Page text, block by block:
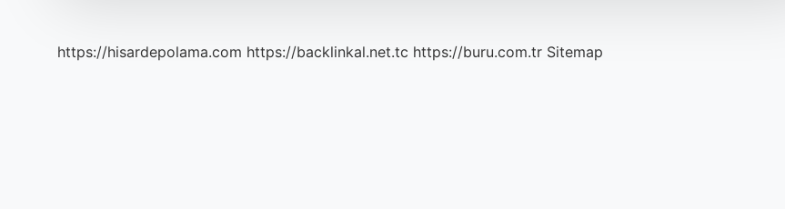
https://hisardepolama.com https://backlinkal.net.tc https://buru.com.tr Sitemap